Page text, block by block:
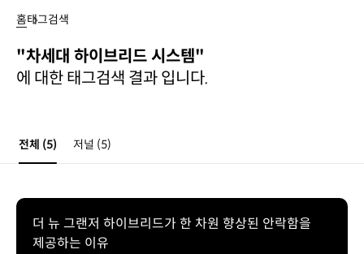
하이브리드
홈태그검색
"차세대 하이브리드 시스템"
에 대한 태그검색 결과 입니다.
전체 (5) 저널 (5)
더 뉴 그랜저 하이브리드가 한 차원 향상된 안락함을
제공하는 이유